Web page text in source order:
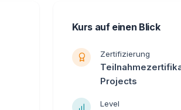
Kurs auf einen Blick
Zertifizierung
Projects
Level